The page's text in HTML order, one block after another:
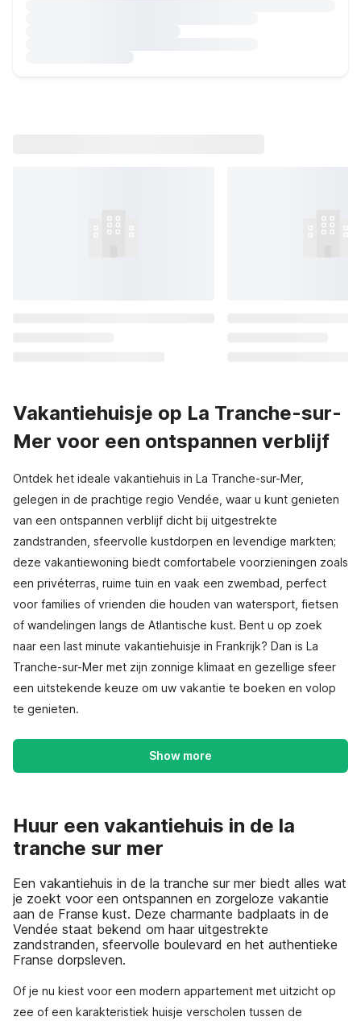
Vakantiehuisje op La Tranche-sur-
Mer voor een ontspannen verblijf
Ontdek het ideale vakantiehuis in La Tranche-sur-Mer,
gelegen in de prachtige regio Vendée, waar u kunt genieten
van een ontspannen verblijf dicht bij uitgestrekte
zandstranden, sfeervolle kustdorpen en levendige markten;
deze vakantiewoning biedt comfortabele voorzieningen zoals
een privéterras, ruime tuin en vaak een zwembad, perfect
voor families of vrienden die houden van watersport, fietsen
of wandelingen langs de Atlantische kust. Bent u op zoek
naar een last minute vakantiehuisje in Frankrijk? Dan is La
Tranche-sur-Mer met zijn zonnige klimaat en gezellige sfeer
een uitstekende keuze om uw vakantie te boeken en volop
te genieten.
Show more
Huur een vakantiehuis in de la
tranche sur mer
Een vakantiehuis in de la tranche sur mer biedt alles wat
je zoekt voor een ontspannen en zorgeloze vakantie
aan de Franse kust. Deze charmante badplaats in de
Vendée staat bekend om haar uitgestrekte
zandstranden, sfeervolle boulevard en het authentieke
Franse dorpsleven.
Of je nu kiest voor een modern appartement met uitzicht op
zee of een karakteristiek huisje verscholen tussen de